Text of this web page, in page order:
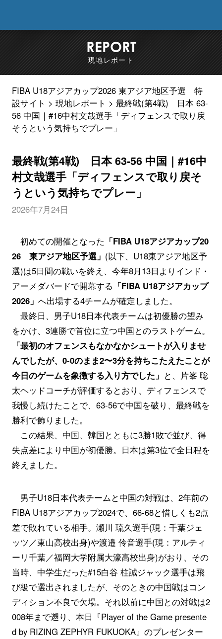
REPORT
現地レポート
FIBA U18アジアカップ2026 東アジア地区予選 特
設サイト
現地レポート
最終戦(第4戦) 日本 63-
56 中国｜#16中村文哉選手「ディフェンスで取り戻
そうという気持ちでプレー」
最終戦(第4戦) 日本 63-56 中国｜#16中
村文哉選手「ディフェンスで取り戻そ
うという気持ちでプレー」
2026年7月24日
初めての開催となった 「FIBA U18アジアカップ20
26 東アジア地区予選」 (以下、U18東アジア地区予
選)は5日間の戦いを終え、今年8月13日よりインド・
アーメダバードで開幕する 「FIBA U18アジアカップ
2026」 へ出場する4チームが確定しました。
最終日、男子U18日本代表チームは初優勝の望み
をかけ、3連勝で首位に立つ中国とのラストゲーム。
「最初のオフェンスもなかなかシュートが入りませ
んでしたが、0-0のまま2〜3分を持ちこたえたことが
今日のゲームを象徴する入り方でした」 と、片峯 聡
太ヘッドコーチが評価するとおり、ディフェンスで
我慢し続けたことで、63-56で中国を破り、最終戦を
勝利で飾りました。
この結果、中国、韓国とともに3勝1敗で並び、得
失点差により中国が初優勝。日本は第3位で全日程を
終えました。
男子U18日本代表チームと中国の対戦は、2年前の
FIBA U18アジアカップ2024で、66-68と惜しくも2点
差で敗れている相手。瀬川 琉久選手(現：千葉ジェ
ッツ／東山高校出身)や渡邉 伶音選手(現：アルティ
ーリ千葉／福岡大学附属大濠高校出身)がおり、その
当時、中学生だった#15白谷 柱誠ジャック選手は飛
び級で選出されましたが、そのときの中国戦はコン
ディション不良で欠場。それ以前に中国との対戦は2
008年まで遡り、本日『Player of the Game presente
d by RIZING ZEPHYR FUKUOKA』のプレゼンター